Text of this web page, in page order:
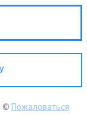
© Пожаловаться